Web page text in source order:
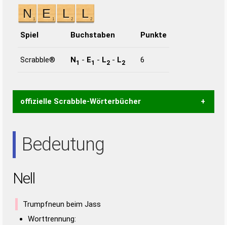
Spiel Buchstaben Punkte
Scrabble® N1 - E1 - L2 - L2 6
offizielle Scrabble-Wörterbücher
Wortanalyse-Algorithmus gute Anhaltspunkte zu
Wortbedeutung, Worttrennung und Wortform, um die
bestimmen!
Duden – Standardwerk in 12 Bänden
Bedeutung
Nell
Trumpfneun beim Jass
Worttrennung: